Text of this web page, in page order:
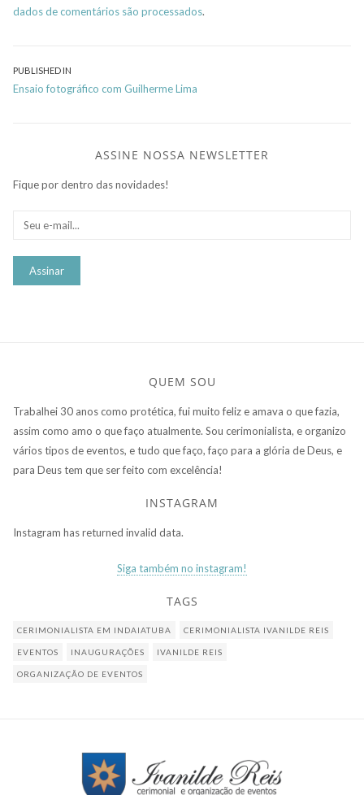
dados de comentários são processados.
Navegação
de
PUBLISHED IN
Ensaio fotográfico com Guilherme Lima
ASSINE NOSSA NEWSLETTER
Fique por dentro das novidades!
QUEM SOU
Trabalhei 30 anos como protética, fui muito feliz e amava o que fazia,
assim como amo o que faço atualmente. Sou cerimonialista, e organizo
vários tipos de eventos, e tudo que faço, faço para a glória de Deus, e
para Deus tem que ser feito com excelência!
INSTAGRAM
Instagram has returned invalid data.
Siga também no instagram!
TAGS
CERIMONIALISTA EM INDAIATUBA CERIMONIALISTA IVANILDE REIS
EVENTOS INAUGURAÇÕES IVANILDE REIS
ORGANIZAÇÃO DE EVENTOS